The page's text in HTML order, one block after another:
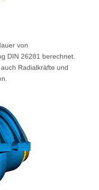
von
DIN 26281 berechnet.
Radialkräfte und